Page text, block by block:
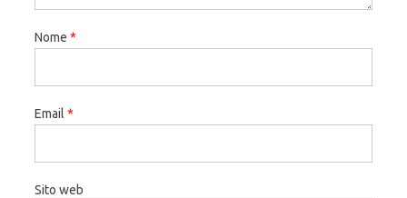
Nome *
Email *
Sito web